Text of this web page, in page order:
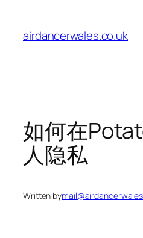
content
airdancerwales.co.uk
如何在
人隐私
Written by